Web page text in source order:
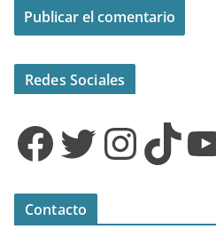
Redes Sociales
Facebook Twitter InstagramTikTok YouTube
Contacto